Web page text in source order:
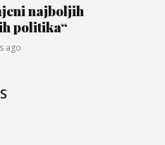
najboljih
politika“
ago